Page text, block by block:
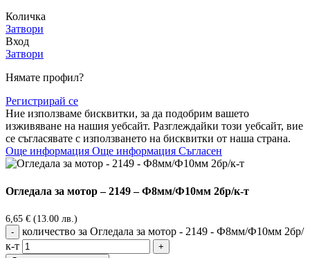
Количка
Затвори
Вход
Затвори
Нямате профил?
Регистрирай се
Ние използваме бисквитки, за да подобрим вашето
изживяване на нашия уебсайт. Разглеждайки този уебсайт, вие
се съгласявате с използването на бисквитки от наша страна.
Още информация Още информация Съгласен
Огледала за мотор – 2149 – Ф8мм/Ф10мм 2бр/к-т
6,65 € (13.00 лв.)
количество за Огледала за мотор - 2149 - Ф8мм/Ф10мм 2бр/
к-т